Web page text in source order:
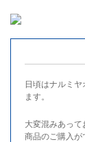
日頃はナルミ
ます。
大変混みあっ
商品のご購入が